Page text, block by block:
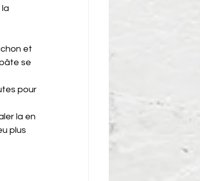
et
se
pour
la en
plus